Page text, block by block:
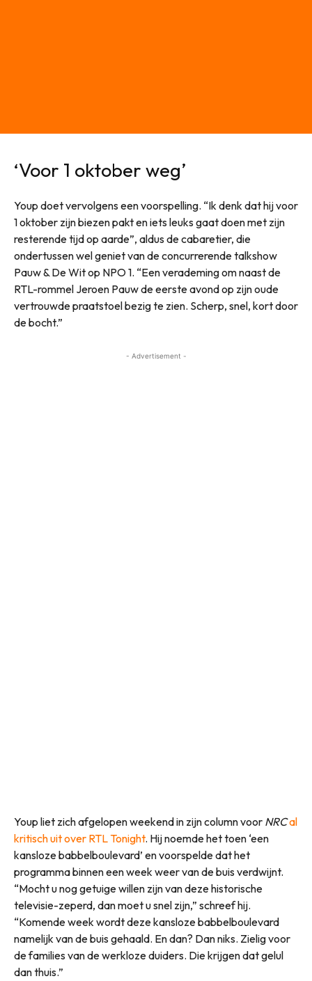
‘Voor 1 oktober weg’
Youp doet vervolgens een voorspelling. “Ik denk dat hij voor
1 oktober zijn biezen pakt en iets leuks gaat doen met zijn
resterende tijd op aarde”, aldus de cabaretier, die
ondertussen wel geniet van de concurrerende talkshow
Pauw & De Wit op NPO 1. “Een verademing om naast de
RTL-rommel Jeroen Pauw de eerste avond op zijn oude
vertrouwde praatstoel bezig te zien. Scherp, snel, kort door
de bocht.”
- Advertisement -
Youp liet zich afgelopen weekend in zijn column voor NRCal
kritisch uit over RTL Tonight. Hij noemde het toen ‘een
kansloze babbelboulevard’ en voorspelde dat het
programma binnen een week weer van de buis verdwijnt.
“Mocht u nog getuige willen zijn van deze historische
televisie-zeperd, dan moet u snel zijn,” schreef hij.
“Komende week wordt deze kansloze babbelboulevard
namelijk van de buis gehaald. En dan? Dan niks. Zielig voor
de families van de werkloze duiders. Die krijgen dat gelul
dan thuis.”